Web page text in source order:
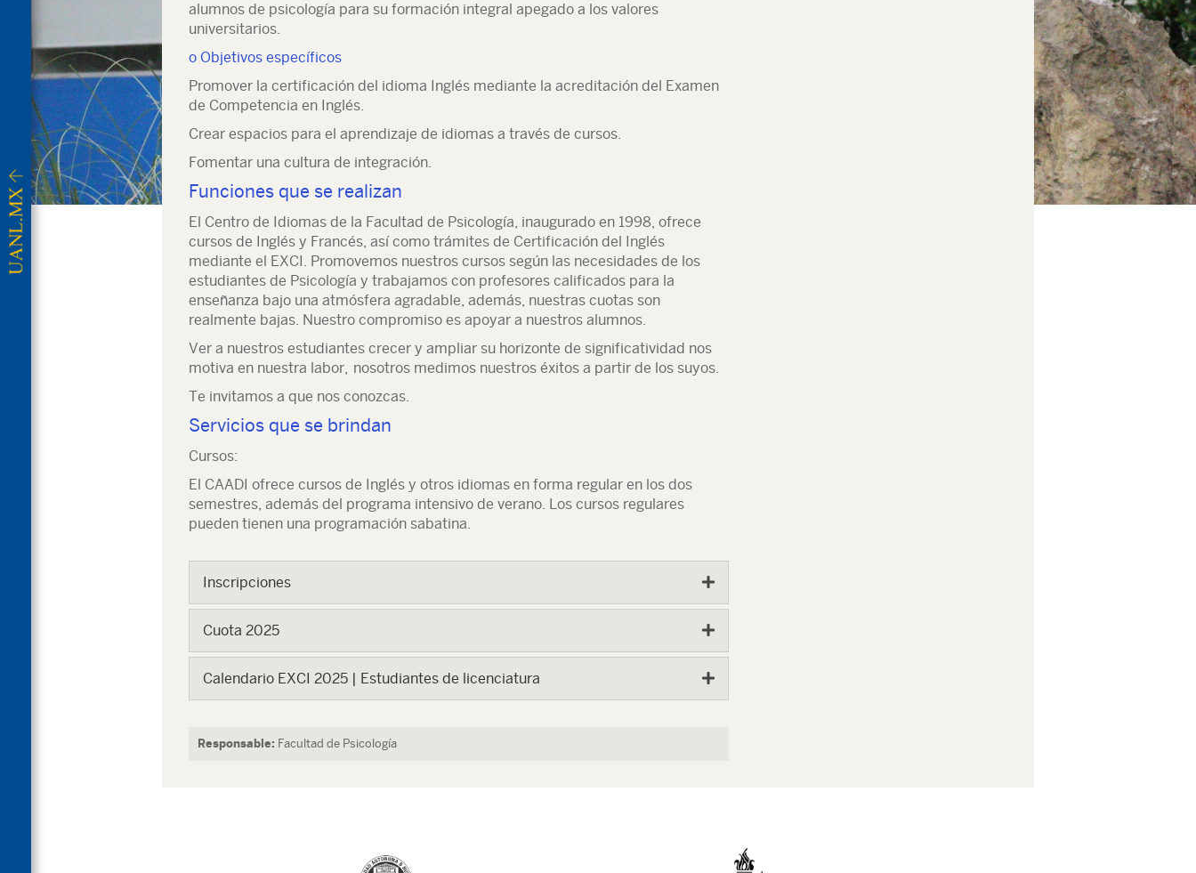
alumnos de psicología para su formación integral apegado a los valores
universitarios.
o Objetivos específicos
Promover la certificación del idioma Inglés mediante la acreditación del Examen
de Competencia en Inglés.
Crear espacios para el aprendizaje de idiomas a través de cursos.
Fomentar una cultura de integración.
Funciones que se realizan
El Centro de Idiomas de la Facultad de Psicología, inaugurado en 1998, ofrece
cursos de Inglés y Francés, así como trámites de Certificación del Inglés
mediante el EXCI. Promovemos nuestros cursos según las necesidades de los
estudiantes de Psicología y trabajamos con profesores calificados para la
enseñanza bajo una atmósfera agradable, además, nuestras cuotas son
realmente bajas. Nuestro compromiso es apoyar a nuestros alumnos.
Ver a nuestros estudiantes crecer y ampliar su horizonte de significatividad nos
motiva en nuestra labor, nosotros medimos nuestros éxitos a partir de los suyos.
Te invitamos a que nos conozcas.
Servicios que se brindan
Cursos:
El CAADI ofrece cursos de Inglés y otros idiomas en forma regular en los dos
semestres, además del programa intensivo de verano. Los cursos regulares
pueden tienen una programación sabatina.
Inscripciones
Cuota 2025
Calendario EXCI 2025 | Estudiantes de licenciatura
Responsable: Facultad de Psicología